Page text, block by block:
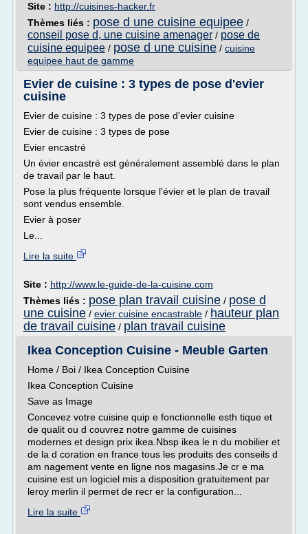
Site : http://cuisines-hacker.fr
Thèmes liés : pose d une cuisine equipee /
conseil pose d, une cuisine amenager / pose de
cuisine equipee / pose d une cuisine / cuisine
equipee haut de gamme
Evier de cuisine : 3 types de pose d'evier
cuisine
Evier de cuisine : 3 types de pose d'evier cuisine
Evier de cuisine : 3 types de pose
Evier encastré
Un évier encastré est généralement assemblé dans le plan
de travail par le haut.
Pose la plus fréquente lorsque l'évier et le plan de travail
sont vendus ensemble.
Evier à poser
Le...
Lire la suite
Site : http://www.le-guide-de-la-cuisine.com
Thèmes liés : pose plan travail cuisine / pose d
une cuisine / evier cuisine encastrable / hauteur plan
de travail cuisine / plan travail cuisine
Ikea Conception Cuisine - Meuble Garten
Home / Boi / Ikea Conception Cuisine
Ikea Conception Cuisine
Save as Image
Concevez votre cuisine quip e fonctionnelle esth tique et
de qualit ou d couvrez notre gamme de cuisines
modernes et design prix ikea.Nbsp ikea le n du mobilier et
de la d coration en france tous les produits des conseils d
am nagement vente en ligne nos magasins.Je cr e ma
cuisine est un logiciel mis a disposition gratuitement par
leroy merlin il permet de recr er la configuration...
Lire la suite